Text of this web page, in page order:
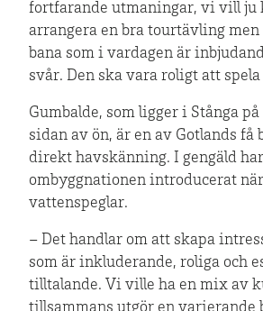
fortfarande utmaningar, vi vill ju
arrangera en bra tourtävling
bana som i vardagen är
svår. Den ska vara roligt att spela
Gumbalde, som ligger i Stånga
sidan av ön, är en av Gotlands få
direkt havskänning. I gengäld
ombyggnationen introducerat
vattenspeglar.
– Det handlar om att skapa
som är inkluderande, roliga och
tilltalande. Vi ville ha en mix av